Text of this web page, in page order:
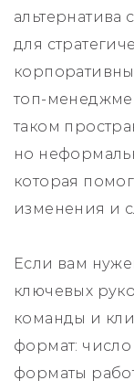
альтернатива
для
топ-
таком
но
которая
изменения и
Если вам
ключевых
команды и
формат: число
форматы